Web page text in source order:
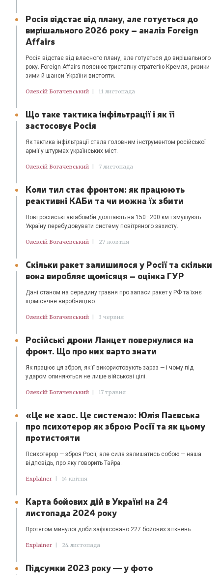
Росія відстає від плану, але готується до
вирішального 2026 року – аналіз Foreign
Affairs
Росія відстає від власного плану, але готується до вирішального
року. Foreign Affairs пояснює триетапну стратегію Кремля, ризики
зими й шанси України вистояти.
Олексій Богачевський | 11 листопада
Що таке тактика інфільтрації і як її
застосовує Росія
Як тактика інфільтрації стала головним інструментом російської
армії у штурмах українських міст.
Олексій Богачевський | 7 листопада
Коли тил стає фронтом: як працюють
реактивні КАБи та чи можна їх збити
Нові російські авіабомби долітають на 150–200 км і змушують
Україну перебудовувати систему повітряного захисту.
Олексій Богачевський | 27 жовтня
Скільки ракет залишилося у Росії та скільки
вона виробляє щомісяця – оцінка ГУР
Дані станом на середину травня про запаси ракет у РФ та їхнє
щомісячне виробництво.
Олексій Богачевський | 3 червня
Російські дрони Ланцет повернулися на
фронт. Що про них варто знати
Як працює ця зброя, як її використовують зараз — і чому під
ударом опиняються не лише військові цілі.
Олексій Богачевський | 17 травня
«Це не хаос. Це система»: Юлія Паєвська
про психотерор як зброю Росії та як цьому
протистояти
Психотерор — зброя Росії, але сила залишатись собою — наша
відповідь, про яку говорить Тайра.
Explainer | 14 квітня
Карта бойових дій в Україні на 24
листопада 2024 року
Протягом минулої доби зафіксовано 227 бойових зіткнень.
Explainer | 24 листопада
Підсумки 2023 року ― у фото